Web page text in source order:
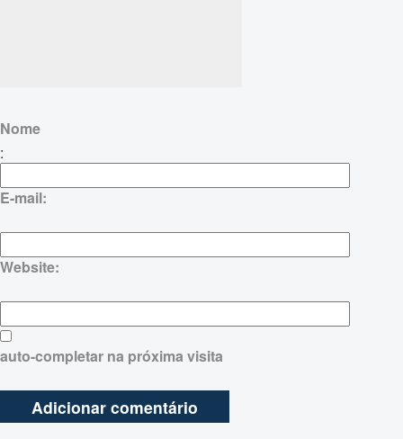
Nome
:
E-mail:
Website:
auto-completar na próxima visita